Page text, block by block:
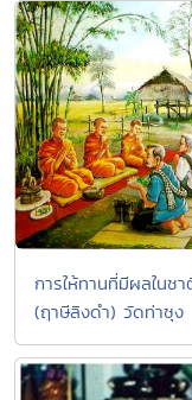
การให้ทานที่มีผลในช
(ฤาษีลิงดำ) วัดท่าซุง